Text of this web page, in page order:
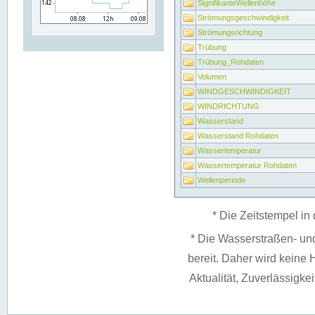
SignifikanteWellenhöhe
Strömungsgeschwindigkeit
Strömungsrichtung
Trübung
Trübung_Rohdaten
Volumen
WINDGESCHWINDIGKEIT
WINDRICHTUNG
Wasserstand
Wasserstand Rohdaten
Wassertemperatur
Wassertemperatur Rohdaten
Wellenperiode
* Die Zeitstempel in
* Die Wasserstraßen-
bereit. Daher wird keine
Aktualität,